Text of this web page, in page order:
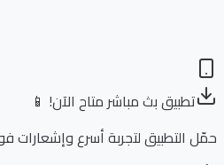
تطبيق بث مباشر متاح الآن! 📱
التطبيق لتجربة أسرع وإشعارات فورية